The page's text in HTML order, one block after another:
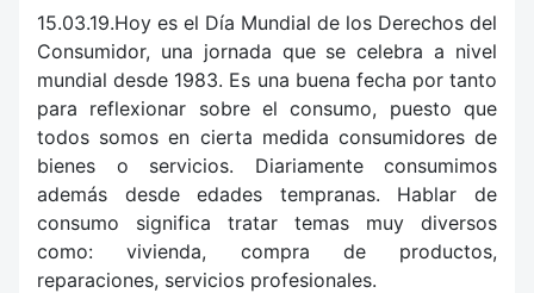
15.03.19.Hoy es el Día Mundial de los Derechos del
Consumidor, una jornada que se celebra a nivel
mundial desde 1983. Es una buena fecha por tanto
para reflexionar sobre el consumo, puesto que
todos somos en cierta medida consumidores de
bienes o servicios. Diariamente consumimos
además desde edades tempranas. Hablar de
consumo significa tratar temas muy diversos
como: vivienda, compra de productos,
reparaciones, servicios profesionales.